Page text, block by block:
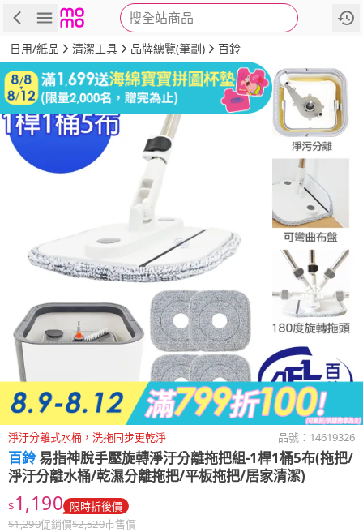
搜全站商品
商品 評價 詳情
日用/紙品 清潔工具 品牌總覽(筆劃) 百鈴
淨汙分離式水桶，洗拖同步更乾淨 品號： 14619326
百鈴易指神脫手壓旋轉淨汙分離拖把組-1桿1桶5布(拖把/
淨汙分離水桶/乾濕分離拖把/平板拖把/居家清潔)
$1,190 限時折後價
$1,290促銷價$2,520市售價